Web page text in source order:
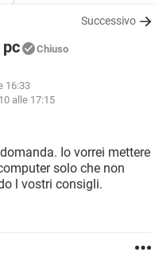
10
10
Successivo
Chiuso
16:33
alle 17:15
Io vorrei mettere
solo che non
l vostri consigli.